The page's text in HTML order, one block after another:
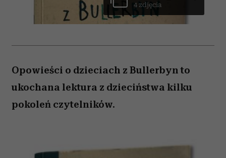
4 zdjęcia
Opowieści o dzieciach z Bullerbyn to
ukochana lektura z dzieciństwa kilku
pokoleń czytelników.